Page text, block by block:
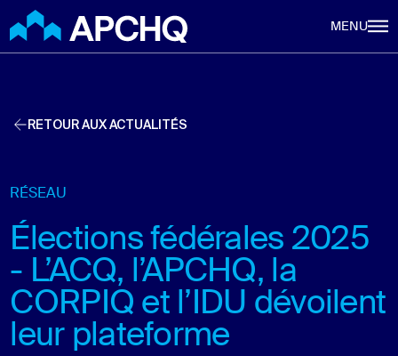
MENU
RETOUR AUX ACTUALITÉS
RÉSEAU
Élections fédérales 2025
- L’ACQ, l’APCHQ, la
CORPIQ et l’IDU dévoilent
leur plateforme